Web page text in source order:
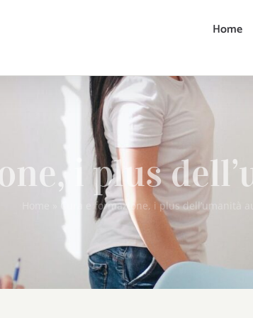
Home
i plus
Cura e formazione, i plus dell’umanità